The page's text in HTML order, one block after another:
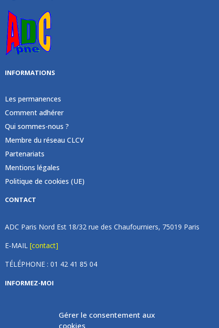
Gérer le consentement aux
cookies
INFORMATIONS
Les permanences
Comment adhérer
Qui sommes-nous ?
Membre du réseau CLCV
Partenariats
Mentions légales
Politique de cookies (UE)
CONTACT
ADC Paris Nord Est 18/32 rue des Chaufourniers, 75019 Paris
E-MAIL [contact]
TÉLÉPHONE : 01 42 41 85 04
INFORMEZ-MOI
Inscrivez vous à notre newsletter et recevez une fois par
mois de nos nouvelles, aucun spam (on promet).